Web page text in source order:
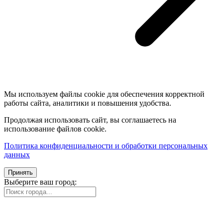
Мы используем файлы cookie для обеспечения корректной
работы сайта, аналитики и повышения удобства.
Продолжая использовать сайт, вы соглашаетесь на
использование файлов cookie.
Политика конфиденциальности и обработки персональных
данных
Принять
Выберите ваш город: